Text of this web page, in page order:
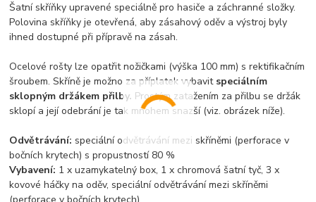
Šatní skříňky upravené speciálně pro hasiče a záchranné složky.
Polovina skříňky je otevřená, aby zásahový oděv a výstroj byly
ihned dostupné při přípravě na zásah.
Ocelové rošty lze opatřit nožičkami (výška 100 mm) s rektifikačním
šroubem. Skříně je možno za příplatek vybavit speciálním
sklopným držákem přilby. Prostým zatažením za přilbu se držák
sklopí a její odebrání je tak mnohem snazší (viz. obrázek níže).
Odvětrávání: speciální odvětrávání mezi skříněmi (perforace v
bočních krytech) s propustností 80 %
Vybavení: 1 x uzamykatelný box, 1 x chromová šatní tyč, 3 x
kovové háčky na oděv, speciální odvětrávání mezi skříněmi